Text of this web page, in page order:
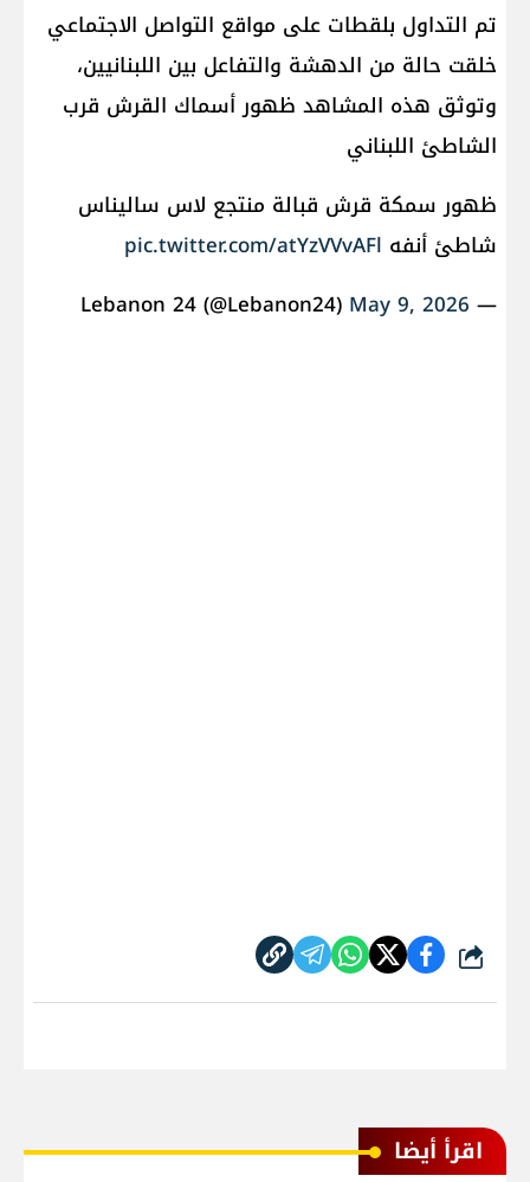
تم التداول بلقطات على مواقع التواصل الاجتماعي
خلقت حالة من الدهشة والتفاعل بين اللبنانيين،
وتوثق هذه المشاهد ظهور أسماك القرش قرب
الشاطئ اللبناني
ظهور سمكة قرش قبالة منتجع لاس ساليناس
شاطئ أنفه pic.twitter.com/atYzVVvAFl
— Lebanon 24 (@Lebanon24)
May 9, 2026
شارك
اقرأ أيضا